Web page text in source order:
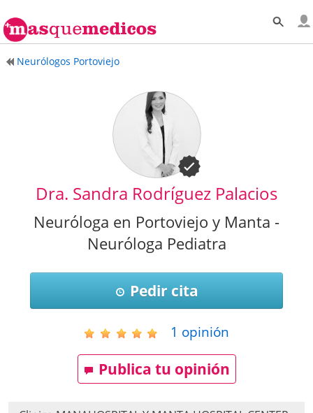
Neurólogos Portoviejo
Dra. Sandra Rodríguez Palacios
Neuróloga en Portoviejo y Manta -
Neuróloga Pediatra
Pedir cita
1 opinión
Publica tu opinión